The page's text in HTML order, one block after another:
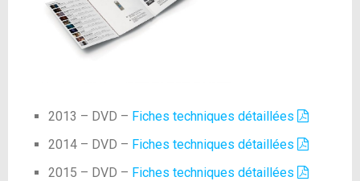
2013 – DVD – Fiches techniques détaillées
2014 – DVD – Fiches techniques détaillées
2015 – DVD – Fiches techniques détaillées